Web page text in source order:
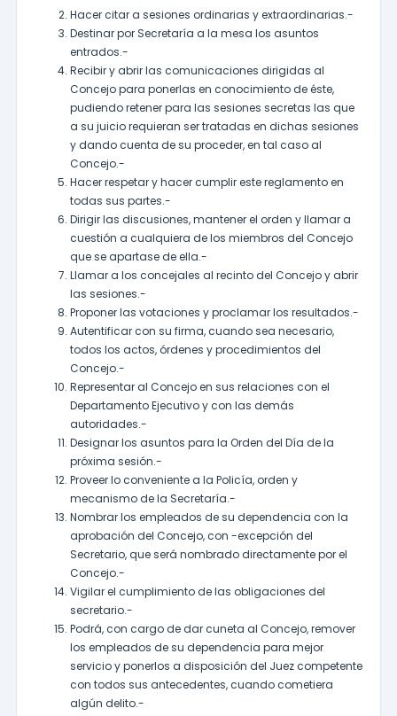
Hacer citar a sesiones ordinarias y extraordinarias.-
Destinar por Secretaría a la mesa los asuntos
entrados.-
Recibir y abrir las comunicaciones dirigidas al
Concejo para ponerlas en conocimiento de éste,
pudiendo retener para las sesiones secretas las que
a su juicio requieran ser tratadas en dichas sesiones
y dando cuenta de su proceder, en tal caso al
Concejo.-
Hacer respetar y hacer cumplir este reglamento en
todas sus partes.-
Dirigir las discusiones, mantener el orden y llamar a
cuestión a cualquiera de los miembros del Concejo
que se apartase de ella.-
Llamar a los concejales al recinto del Concejo y abrir
las sesiones.-
Proponer las votaciones y proclamar los resultados.-
Autentificar con su firma, cuando sea necesario,
todos los actos, órdenes y procedimientos del
Concejo.-
Representar al Concejo en sus relaciones con el
Departamento Ejecutivo y con las demás
autoridades.-
Designar los asuntos para la Orden del Día de la
próxima sesión.-
Proveer lo conveniente a la Policía, orden y
mecanismo de la Secretaría.-
Nombrar los empleados de su dependencia con la
aprobación del Concejo, con -excepción del
Secretario, que será nombrado directamente por el
Concejo.-
Vigilar el cumplimiento de las obligaciones del
secretario.-
Podrá, con cargo de dar cuneta al Concejo, remover
los empleados de su dependencia para mejor
servicio y ponerlos a disposición del Juez competente
con todos sus antecedentes, cuando cometiera
algún delito.-